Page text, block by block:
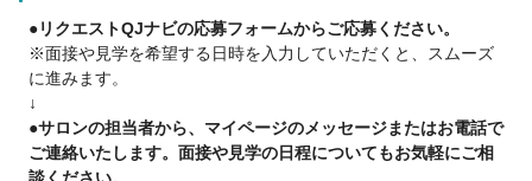
●ゆったり派
・美容師をしながらも夢を実現したい♪
・17時退社で夕方から友達と遊びたい♪
などなど
■《スタイリストデビューした後は》■
●リクエストQJナビの応募フォームからご応募ください。
※面接や見学を希望する日時を入力していただくと、スムーズ
に進みます。
↓
●サロンの担当者から、マイページのメッセージまたはお電話で
ご連絡いたします。面接や見学の日程についてもお気軽にご相